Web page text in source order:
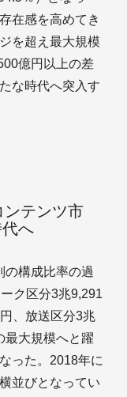
在感を高めてき
を超え最大規模
億円以上の差
な時代へ突入す
ンテンツ市
へ
の構成比率の過
ク区分3兆9,291
、放送区分3兆
最大規模へと躍
った。2018年に
並びとなってい